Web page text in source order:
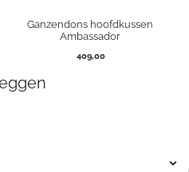
Ganzendons hoofdkussen
Ambassador
409,00